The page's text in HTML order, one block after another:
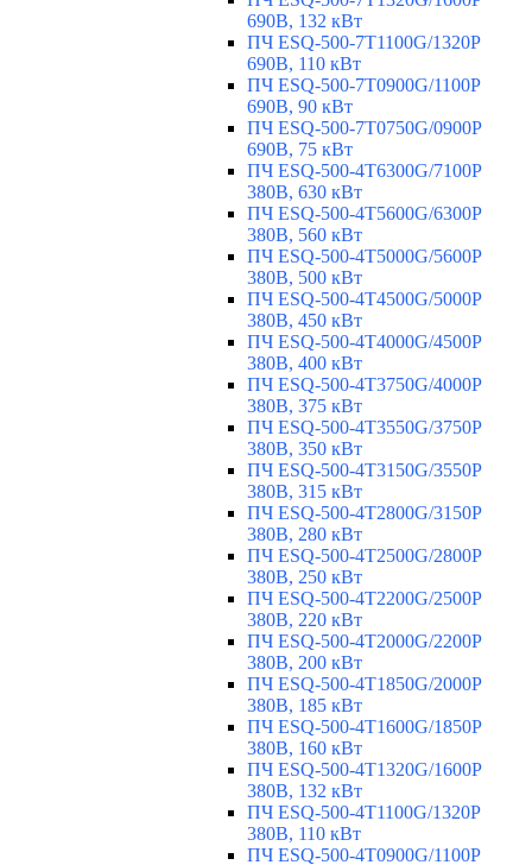
690В, 132 кВт
ПЧ ESQ-500-7T1100G/1320P
690В, 110 кВт
ПЧ ESQ-500-7T0900G/1100P
690В, 90 кВт
ПЧ ESQ-500-7T0750G/0900P
690В, 75 кВт
ПЧ ESQ-500-4T6300G/7100P
380В, 630 кВт
ПЧ ESQ-500-4T5600G/6300P
380В, 560 кВт
ПЧ ESQ-500-4T5000G/5600P
380В, 500 кВт
ПЧ ESQ-500-4T4500G/5000P
380В, 450 кВт
ПЧ ESQ-500-4T4000G/4500P
380В, 400 кВт
ПЧ ESQ-500-4T3750G/4000P
380В, 375 кВт
ПЧ ESQ-500-4T3550G/3750P
380В, 350 кВт
ПЧ ESQ-500-4T3150G/3550P
380В, 315 кВт
ПЧ ESQ-500-4T2800G/3150P
380В, 280 кВт
ПЧ ESQ-500-4T2500G/2800P
380В, 250 кВт
ПЧ ESQ-500-4T2200G/2500P
380В, 220 кВт
ПЧ ESQ-500-4T2000G/2200P
380В, 200 кВт
ПЧ ESQ-500-4T1850G/2000P
380В, 185 кВт
ПЧ ESQ-500-4T1600G/1850P
380В, 160 кВт
ПЧ ESQ-500-4T1320G/1600P
380В, 132 кВт
ПЧ ESQ-500-4T1100G/1320P
380В, 110 кВт
ПЧ ESQ-500-4T0900G/1100P